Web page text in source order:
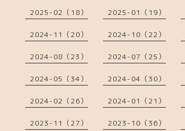
2025-02（18） 2025-01（19）
2024-11（20） 2024-10（22）
2024-08（23） 2024-07（25）
2024-05（34） 2024-04（30）
2024-02（26） 2024-01（21）
2023-11（27） 2023-10（36）